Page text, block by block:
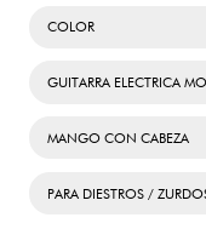
COLOR
GUITARRA ELECTRICA
MANGO CON CABEZA
PARA DIESTROS /